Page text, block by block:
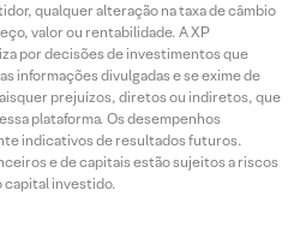
qualquer alteração na taxa de câmbio
valor ou rentabilidade. A XP
por decisões de investimentos que
informações divulgadas e se exime de
prejuízos, diretos ou indiretos, que
plataforma. Os desempenhos
indicativos de resultados futuros.
e de capitais estão sujeitos a riscos
capital investido.